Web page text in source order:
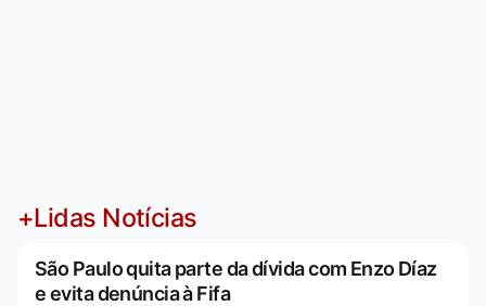
+Lidas Notícias
São Paulo quita parte da dívida com Enzo Díaz
e evita denúncia à Fifa